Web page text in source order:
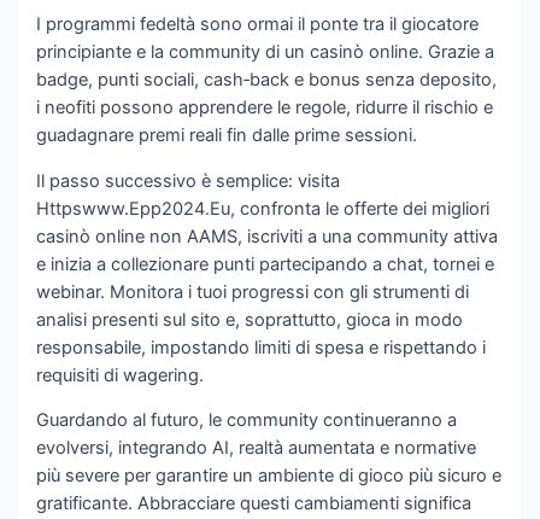
I programmi fedeltà sono ormai il ponte tra il giocatore
principiante e la community di un casinò online. Grazie a
badge, punti sociali, cash‑back e bonus senza deposito,
i neofiti possono apprendere le regole, ridurre il rischio e
guadagnare premi reali fin dalle prime sessioni.
Il passo successivo è semplice: visita
Httpswww.Epp2024.Eu, confronta le offerte dei migliori
casinò online non AAMS, iscriviti a una community attiva
e inizia a collezionare punti partecipando a chat, tornei e
webinar. Monitora i tuoi progressi con gli strumenti di
analisi presenti sul sito e, soprattutto, gioca in modo
responsabile, impostando limiti di spesa e rispettando i
requisiti di wagering.
Guardando al futuro, le community continueranno a
evolversi, integrando AI, realtà aumentata e normative
più severe per garantire un ambiente di gioco più sicuro e
gratificante. Abbracciare questi cambiamenti significa